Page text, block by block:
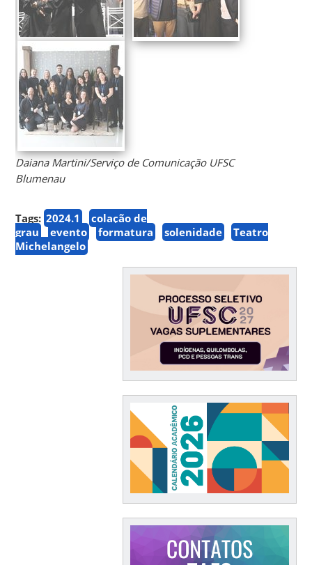
Daiana Martini/Serviço de Comunicação UFSC
Blumenau
Tags: 2024.1
colação de
grau
evento formatura solenidade
Teatro
Michelangelo